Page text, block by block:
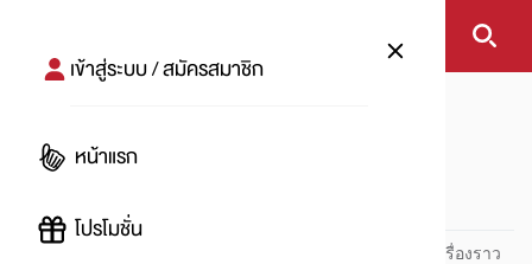
เข้าสู่ระบบ / สมัครสมาชิก
หน้าแรก
โปรโมชั่น
ปันโปร PUNPRO ที่ 1 ด้านโปรโมชัน อัปเดตและติดตามทุกเรื่องราว